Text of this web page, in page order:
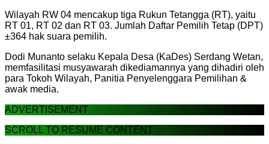
Wilayah RW 04 mencakup tiga Rukun Tetangga (RT), yaitu
RT 01, RT 02 dan RT 03. Jumlah Daftar Pemilih Tetap (DPT)
±364 hak suara pemilih.
Dodi Munanto selaku Kepala Desa (KaDes) Serdang Wetan,
memfasilitasi musyawarah dikediamannya yang dihadiri oleh
para Tokoh Wilayah, Panitia Penyelenggara Pemilihan &
awak media.
ADVERTISEMENT
SCROLL TO RESUME CONTENT